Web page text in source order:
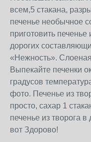
всем,5 стакана,
печенье необычное
приготовить
дорогих
«Нежность».
Выпекайте печенки
градусов
фото. Печенье из
просто, сахар 1
печенье из творога
вот Здорово!